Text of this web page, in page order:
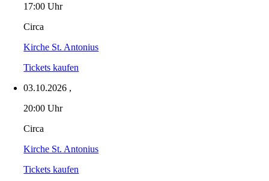
17:00 Uhr
Circa
Kirche St. Antonius
Tickets kaufen
03.10.2026 ,
20:00 Uhr
Circa
Kirche St. Antonius
Tickets kaufen